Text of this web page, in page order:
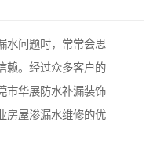
水问题时，常常会思
赖。经过众多客户的
市华展防水补漏装饰
房屋渗漏水维修的优